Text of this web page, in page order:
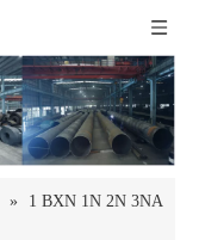
»
1 BXN 1N 2N 3NA